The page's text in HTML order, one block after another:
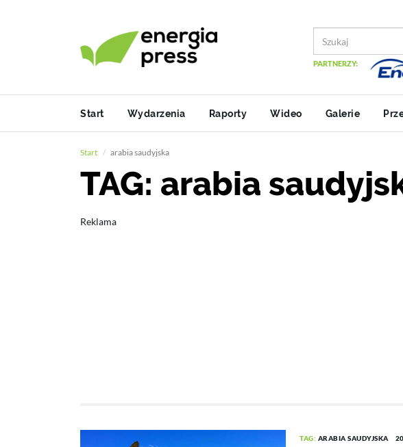
PARTNERZY:
Start Wydarzenia Raporty Wideo Galerie
Start arabia saudyjska
TAG: arabia
Reklama
TAG: ARABIA SAUDYJSKA